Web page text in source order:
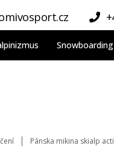
Snowboarding
Pánska mikina skialp